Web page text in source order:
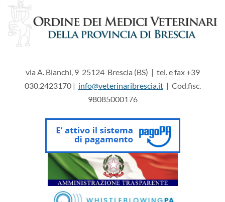
via A. Bianchi, 9 25124 Brescia (BS) | tel. e fax +39
030.2423170 | info@veterinaribrescia.it| Cod.fisc.
98085000176